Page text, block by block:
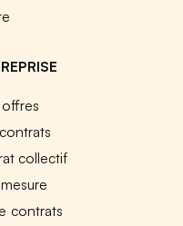
collectif
contrats